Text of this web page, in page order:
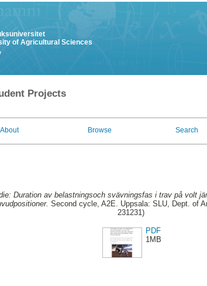
of Agricultural Sciences
Projects
About Browse Search
Duration av belastningsoch svävningsfas i trav på volt
Second cycle, A2E. Uppsala: SLU, Dept. of
231231)
PDF
1MB